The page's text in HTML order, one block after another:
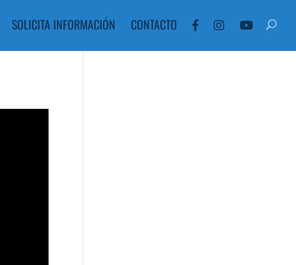
SOLICITA INFORMACIÓN CONTACTO